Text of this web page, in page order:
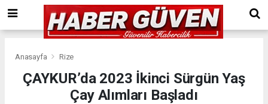
Anasayfa Rize
ÇAYKUR’da 2023 İkinci Sürgün Yaş
Çay Alımları Başladı